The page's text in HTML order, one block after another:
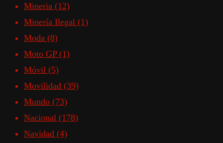
Mineria (12)
Minería Ilegal (1)
Moda (8)
Moto GP (1)
Móvil (5)
Movilidad (39)
Mundo (73)
Nacional (178)
Navidad (4)